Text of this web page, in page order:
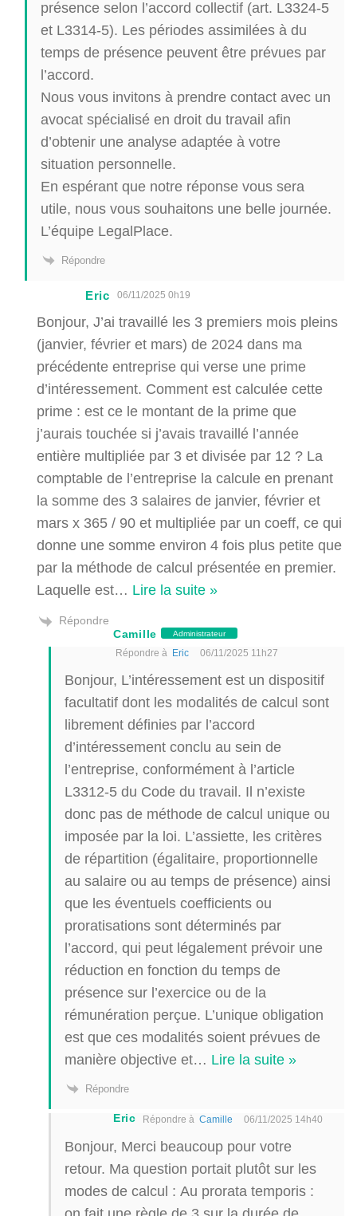
présence selon l’accord collectif (art. L3324-5
et L3314-5). Les périodes assimilées à du
temps de présence peuvent être prévues par
l’accord.
Nous vous invitons à prendre contact avec un
avocat spécialisé en droit du travail afin
d’obtenir une analyse adaptée à votre
situation personnelle.
En espérant que notre réponse vous sera
utile, nous vous souhaitons une belle journée.
L’équipe LegalPlace.
Répondre
Eric 06/11/2025 0h19
Bonjour, J’ai travaillé les 3 premiers mois pleins
(janvier, février et mars) de 2024 dans ma
précédente entreprise qui verse une prime
d’intéressement. Comment est calculée cette
prime : est ce le montant de la prime que
j’aurais touchée si j’avais travaillé l’année
entière multipliée par 3 et divisée par 12 ? La
comptable de l’entreprise la calcule en prenant
la somme des 3 salaires de janvier, février et
mars x 365 / 90 et multipliée par un coeff, ce qui
donne une somme environ 4 fois plus petite que
par la méthode de calcul présentée en premier.
Laquelle est… Lire la suite »
Répondre
Camille
Administrateur
Répondre à Eric 06/11/2025 11h27
Bonjour, L’intéressement est un dispositif
facultatif dont les modalités de calcul sont
librement définies par l’accord
d’intéressement conclu au sein de
l’entreprise, conformément à l’article
L3312-5 du Code du travail. Il n’existe
donc pas de méthode de calcul unique ou
imposée par la loi. L’assiette, les critères
de répartition (égalitaire, proportionnelle
au salaire ou au temps de présence) ainsi
que les éventuels coefficients ou
proratisations sont déterminés par
l’accord, qui peut légalement prévoir une
réduction en fonction du temps de
présence sur l’exercice ou de la
rémunération perçue. L’unique obligation
est que ces modalités soient prévues de
manière objective et… Lire la suite »
Répondre
Eric Répondre à Camille 06/11/2025 14h40
Bonjour, Merci beaucoup pour votre
retour. Ma question portait plutôt sur les
modes de calcul : Au prorata temporis :